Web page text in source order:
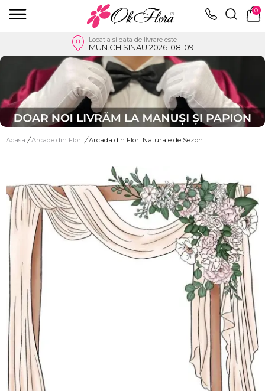
0
Locatia si data de livrare este
MUN.CHISINAU 2026-08-09
Acasa / Arcade din Flori / Arcada din Flori Naturale de Sezon